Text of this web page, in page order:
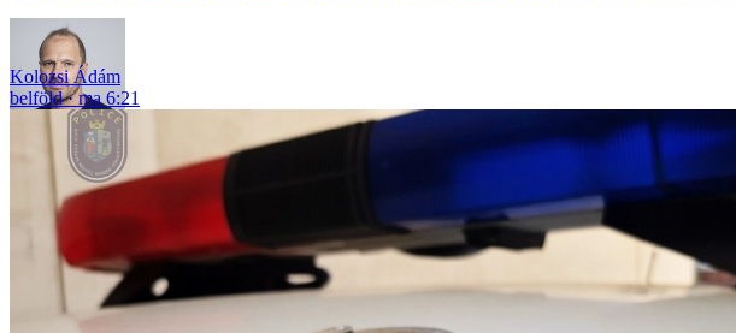
Kolozsi Ádám
belföld
ma 6:21